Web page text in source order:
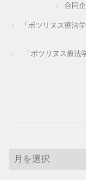
合同
「ボツリヌス療法
「ボツリヌス療